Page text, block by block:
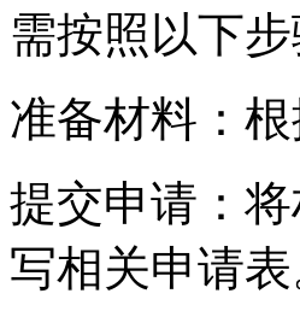
需按照以下步
准备材料：
提交申请：
写相关申请表